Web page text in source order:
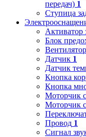
передач) 1
Ступица
Активатор
Блок
Датчик 1
Датчик
Кнопка
Кнопка
Моторчик
Моторчик
Провод 1
Сигнал